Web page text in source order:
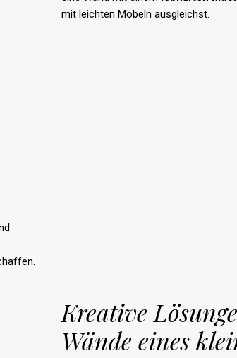
mit leichten Möbeln ausgleichst.
Kreative
Wände eines